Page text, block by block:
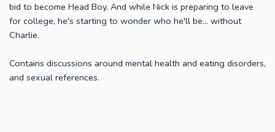
bid to become Head Boy. And while Nick is preparing to leave
for college, he's starting to wonder who he'll be... without
Charlie.
Contains discussions around mental health and eating disorders,
and sexual references.